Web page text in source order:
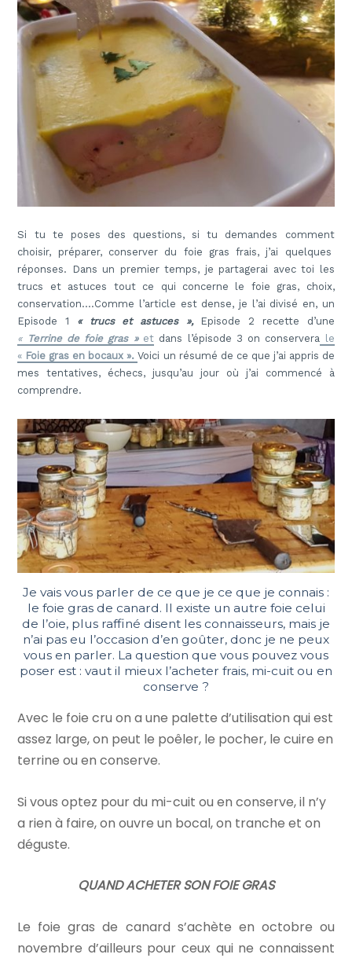
Si tu te poses des questions, si tu demandes comment
choisir, préparer, conserver du foie gras frais, j’ai quelques
réponses. Dans un premier temps, je partagerai avec toi les
trucs et astuces tout ce qui concerne le foie gras, choix,
conservation….Comme l’article est dense, je l’ai divisé en, un
Episode 1 « trucs et astuces »,
Episode 2 recette d’une
« Terrine de foie gras »et dans l’épisode 3 on conservera le
« Foie gras en bocaux ».Voici un résumé de ce que j’ai appris de
mes tentatives, échecs, jusqu’au jour où j’ai commencé à
comprendre.
Je vais vous parler de ce que je ce que je connais :
le foie gras de canard. Il existe un autre foie celui
de l’oie, plus raffiné disent les connaisseurs, mais je
n’ai pas eu l’occasion d’en goûter, donc je ne peux
vous en parler. La question que vous pouvez vous
poser est : vaut il mieux l’acheter frais, mi-cuit ou en
conserve ?
Avec le foie cru on a une palette d’utilisation qui est
assez large, on peut le poêler, le pocher, le cuire en
terrine ou en conserve.
Si vous optez pour du mi-cuit ou en conserve, il n’y
a rien à faire, on ouvre un bocal, on tranche et on
déguste.
QUAND ACHETER SON FOIE GRAS
Le foie gras de canard s’achète en octobre ou
novembre d’ailleurs pour ceux qui ne connaissent